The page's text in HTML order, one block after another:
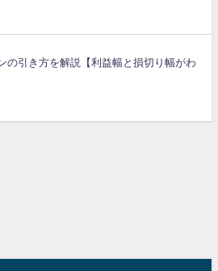
の引き方を解説【利益幅と損切り幅がわ